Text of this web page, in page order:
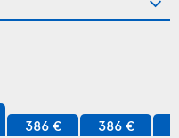
386 € 386 €